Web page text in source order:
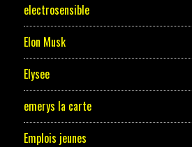
electrosensible
Elon Musk
Elysee
emerys la carte
Emplois jeunes